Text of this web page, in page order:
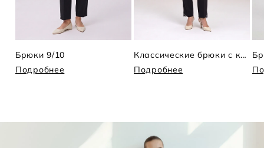
Брюки 9/10
Подробнее
Классические брюки с кружевом
Подробнее